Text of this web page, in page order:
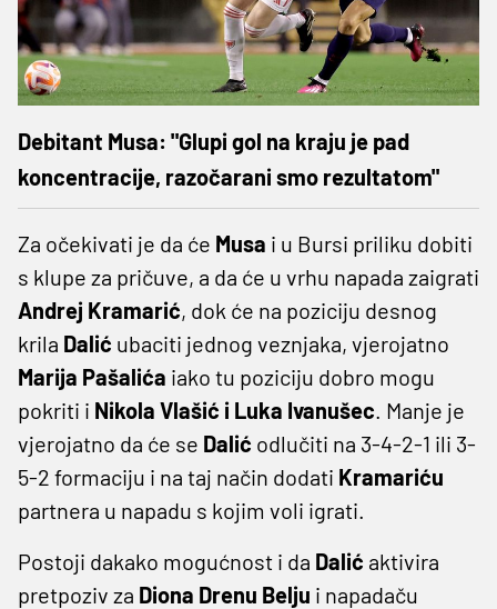
Debitant Musa: "Glupi gol na kraju je pad
koncentracije, razočarani smo rezultatom"
Za očekivati je da će Musa i u Bursi priliku dobiti
s klupe za pričuve, a da će u vrhu napada zaigrati
Andrej Kramarić, dok će na poziciju desnog
krila Dalić ubaciti jednog veznjaka, vjerojatno
Marija Pašalića iako tu poziciju dobro mogu
pokriti i Nikola Vlašić i Luka Ivanušec . Manje je
vjerojatno da će se Dalić odlučiti na 3-4-2-1 ili 3-
5-2 formaciju i na taj način dodati Kramariću
partnera u napadu s kojim voli igrati.
Postoji dakako mogućnost i da Dalić aktivira
pretpoziv za Diona Drenu Belju i napadaču